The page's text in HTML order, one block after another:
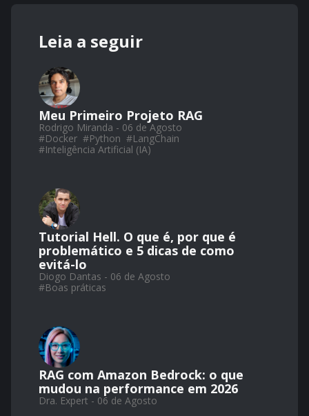
Leia a seguir
Meu Primeiro Projeto RAG
Rodrigo Miranda - 06 de Agosto
#Docker #Python #LangChain
#Inteligência Artificial (IA)
Tutorial Hell. O que é, por que é
problemático e 5 dicas de como
evitá-lo
Diogo Dantas - 06 de Agosto
#Boas práticas
RAG com Amazon Bedrock: o que
mudou na performance em 2026
Dra. Expert - 06 de Agosto